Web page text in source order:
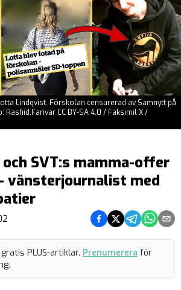
Lindqvist. Förskolan censurerad av Samnytt på
CC BY-SA 4.0 / Faksimil X /
och SVT:s mamma-offer
vänsterjournalist med
Dela på Facebook
Dela på Twitter
Dela påDela på
Dela
gratis PLUS-artiklar. Prenumerera för